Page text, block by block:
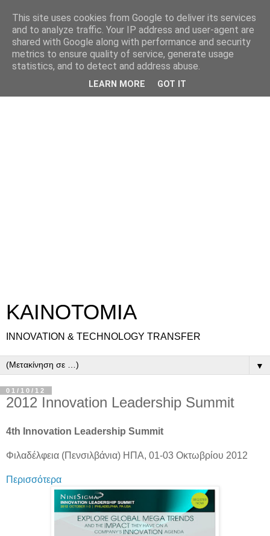
ΚΑΙΝΟΤΟΜΙΑ
INNOVATION & TECHNOLOGY TRANSFER
▼
01/10/12
2012 Innovation Leadership Summit
4th Innovation Leadership Summit
Φιλαδέλφεια (Πενσιλβάνια) ΗΠΑ, 01-03 Οκτωβρίου 2012
Περισσότερα
This site uses cookies from Google to deliver its services
and to analyze traffic. Your IP address and user-agent are
shared with Google along with performance and security
metrics to ensure quality of service, generate usage
statistics, and to detect and address abuse.
LEARN MORE GOT IT